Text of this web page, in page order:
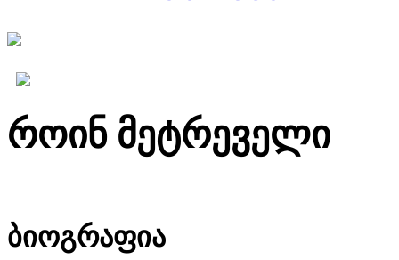
როინ მეტრეველი
ბიოგრაფია